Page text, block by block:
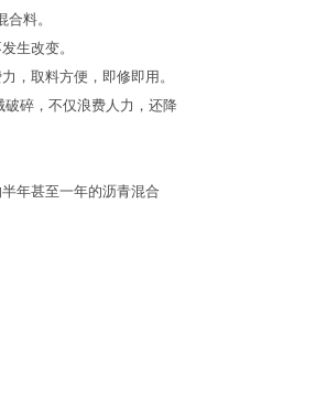
料。
生改变。
，取料方便，即修即用。
碎，不仅浪费人力，还降
年甚至一年的沥青混合